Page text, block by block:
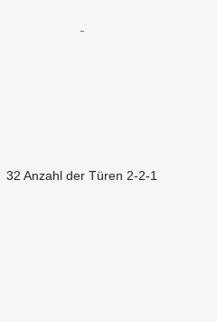
32 Anzahl der Türen 2-2-1